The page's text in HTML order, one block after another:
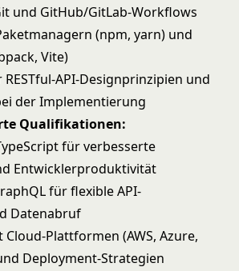
und GitHub/GitLab-Workflows
(npm, yarn) und
Vite)
API-Designprinzipien und
der Implementierung
Qualifikationen:
für verbesserte
Entwicklerproduktivität
für flexible API-
Datenabruf
Plattformen (AWS, Azure,
Deployment-Strategien